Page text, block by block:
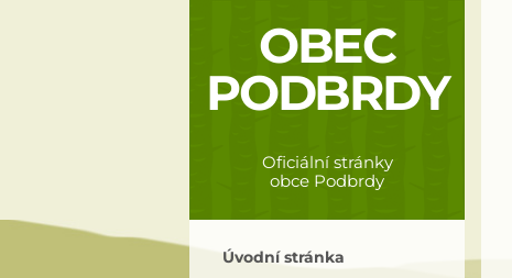
OBEC
PODBRDY
Oficiální stránky
obce Podbrdy
Úvodní stránka